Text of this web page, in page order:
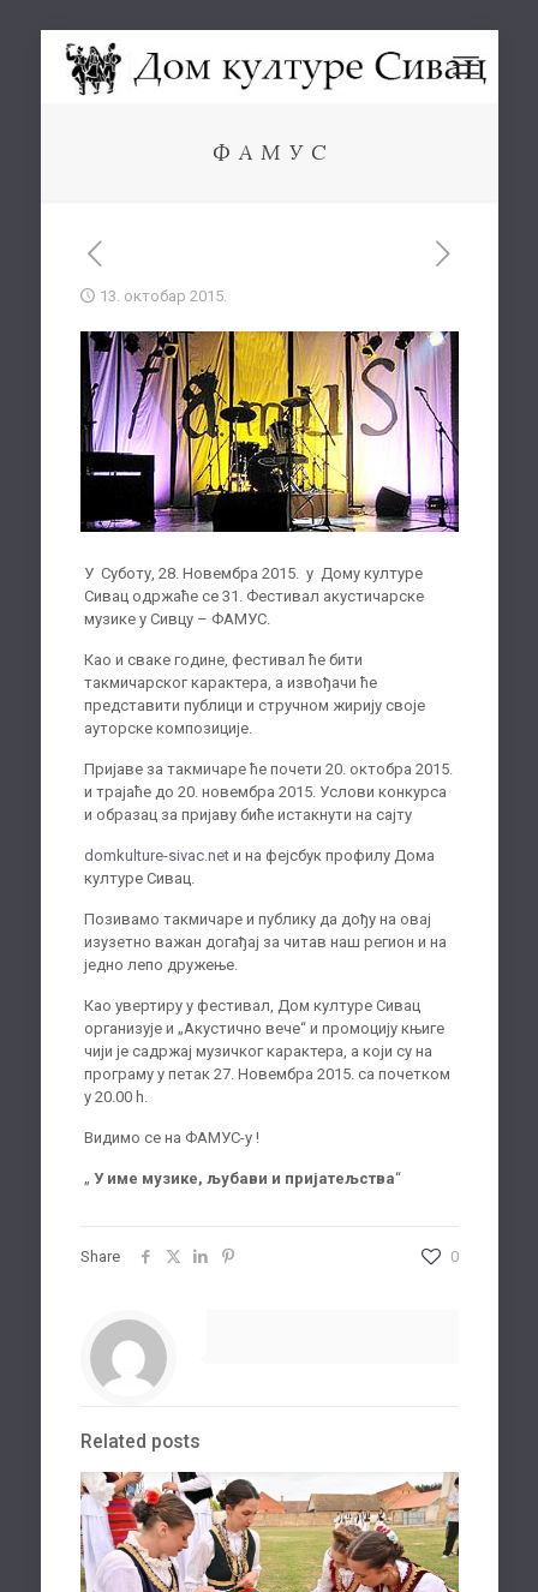
Ф А М У С
13. октобар 2015.
У Суботу, 28. Новембра 2015. у Дому културе
Сивац одржаће се 31. Фестивал акустичарске
музике у Сивцу – ФАМУС.
Као и сваке године, фестивал ће бити
такмичарског карактера, а извођачи ће
представити публици и стручном жирију своје
ауторске композиције.
Пријаве за такмичаре ће почети 20. октобра 2015.
и трајаће до 20. новембра 2015. Услови конкурса
и образац за пријаву биће истакнути на сајту
domkulture-sivac.netи на фејсбук профилу Дома
културе Сивац.
Позивамо такмичаре и публику да дођу на овај
изузетно важан догађај за читав наш регион и на
једно лепо дружење.
Као увертиру у фестивал, Дом културе Сивац
организује и „Акустично вече“ и промоцију књиге
чији је садржај музичког карактера, а који су на
програму у петак 27. Новембра 2015. са почетком
у 20.00 h.
Видимо се на ФАМУС-у !
„ У име музике, љубави и пријатељства“
Share 0
Related posts